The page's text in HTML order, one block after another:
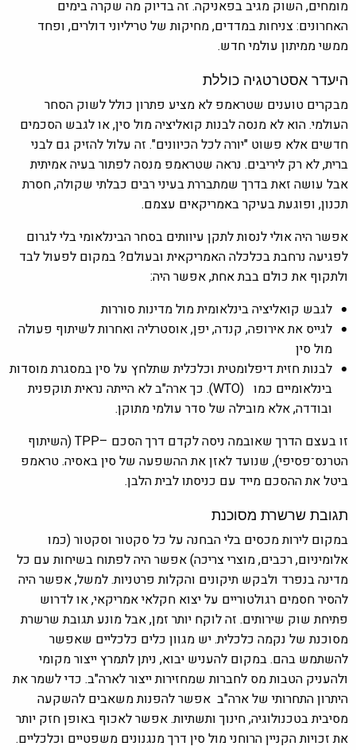
מומחים, השוק מגיב בפאניקה. זה בדיוק מה שקרה בימים
האחרונים: צניחות במדדים, מחיקות של טריליוני דולרים, ופחד
ממשי ממיתון עולמי חדש.
היעדר אסטרטגיה כוללת
מבקרים טוענים שטראמפ לא מציע פתרון כולל לשוק הסחר
העולמי. הוא לא מנסה לבנות קואליציה מול סין, או לגבש הסכמים
חדשים אלא פשוט "יורה לכל הכיוונים". זה עלול להזיק גם לבני
ברית, לא רק ליריבים. נראה שטראמפ מנסה לפתור בעיה אמיתית
אבל עושה זאת בדרך שמתבררת בעיני רבים כבלתי שקולה, חסרת
תכנון, ופוגעת בעיקר באמריקאים עצמם.
אפשר היה אולי לנסות לתקן עיוותים בסחר הבינלאומי בלי לגרום
לפגיעה נרחבת בכלכלה האמריקאית ובעולם? במקום לפעול לבד
ולתקוף את כולם בבת אחת, אפשר היה:
לגבש קואליציה בינלאומית מול מדינות סוררות
לגייס את אירופה, קנדה, יפן, אוסטרליה ואחרות לשיתוף פעולה
מול סין
לבנות חזית דיפלומטית וכלכלית שתלחץ על סין במסגרת מוסדות
בינלאומיים כמו (WTO). כך ארה"ב לא הייתה נראית תוקפנית
ובודדה, אלא מובילה של סדר עולמי מתוקן.
זו בעצם הדרך שאובמה ניסה לקדם דרך הסכם –TPP (השיתוף
הטרנס־פסיפי), שנועד לאזן את ההשפעה של סין באסיה. טראמפ
ביטל את ההסכם מייד עם כניסתו לבית הלבן.
תגובת שרשרת מסוכנת
במקום לירות מכסים בלי הבחנה על כל סקטור וסקטור (כמו
אלומיניום, רכבים, מוצרי צריכה) אפשר היה לפתוח בשיחות עם כל
מדינה בנפרד ולבקש תיקונים והקלות פרטניות. למשל, אפשר היה
להסיר חסמים רגולטוריים על יצוא חקלאי אמריקאי, או לדרוש
פתיחת שוק שירותים. זה לוקח יותר זמן, אבל מונע תגובת שרשרת
מסוכנת של נקמה כלכלית. יש מגוון כלים כלכליים שאפשר
להשתמש בהם. במקום להעניש יבוא, ניתן לתמרץ ייצור מקומי
ולהעניק הטבות מס לחברות שמחזירות ייצור לארה"ב. כדי לשמר את
היתרון התחרותי של ארה"ב אפשר להפנות משאבים להשקעה
מסיבית בטכנולוגיה, חינוך ותשתיות. אפשר לאכוף באופן חזק יותר
את זכויות הקניין הרוחני מול סין דרך מנגנונים משפטיים וכלכליים.